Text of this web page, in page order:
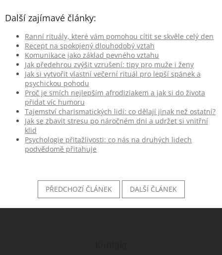
Další zajímavé články:
Ranní rituály, které vám pomohou cítit se skvěle celý den
Recept na spokojený dlouhodobý vztah
Komunikace jako základ pevného vztahu
Jak předehrou zvýšit vzrušení: tipy pro muže i ženy
Jak si vytvořit vlastní večerní rituál pro lepší spánek a
psychickou pohodu
Proč je smích nejlepším afrodiziakem a jak si do života
přidat víc humoru
Tajemství charismatických lidí: co dělají jinak než ostatní?
Jak se zbavit stresu po náročném dni a udržet si vnitřní
klid
Psychologie přitažlivosti: co nás na druhých lidech
podvědomě přitahuje
PŘEDCHOZÍ ČLÁNEK DALŠÍ ČLÁNEK
Z